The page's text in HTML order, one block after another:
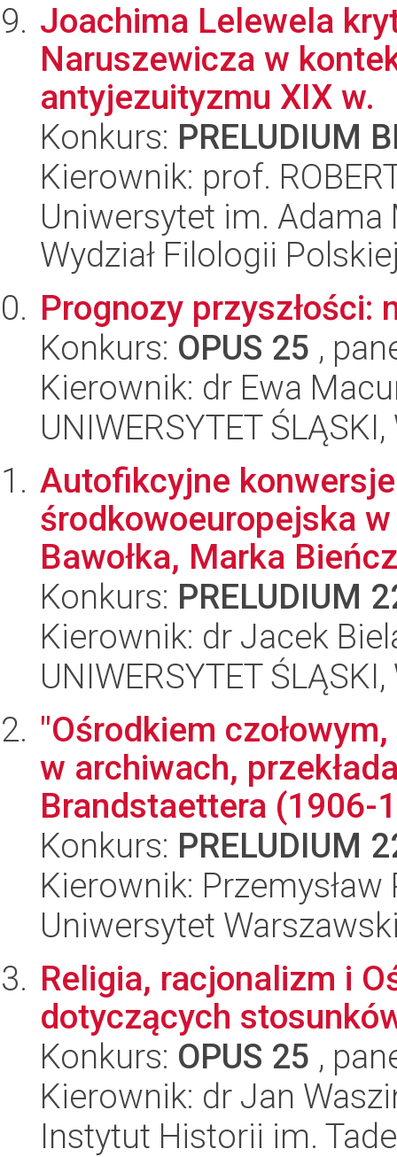
Joachima Lelewela
Naruszewicza w
antyjezuityzmu XIX w.
Konkurs: PRELUDIUM
Kierownik: prof.
Uniwersytet im.
Wydział Filologii
Prognozy przyszłości:
Konkurs: OPUS 25 ,
Kierownik: dr Ewa
UNIWERSYTET
Autofikcyjne
środkowoeuropejska
Bawołka, Marka
Konkurs: PRELUDIUM
Kierownik: dr Jacek
UNIWERSYTET
"Ośrodkiem
w archiwach,
Brandstaettera (1906-
Konkurs: PRELUDIUM
Kierownik: Przemysław
Uniwersytet
Religia, racjonalizm i
dotyczących
Konkurs: OPUS 25 ,
Kierownik: dr Jan
Instytut Historii im.